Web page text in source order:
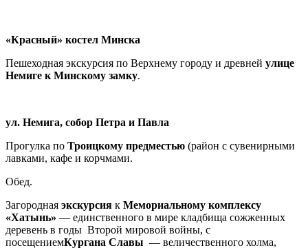
«Красный» костел Минска
Пешеходная экскурсия по Верхнему городу и древней улице
Немиге к Минскому замку.
ул. Немига, собор Петра и Павла
Прогулка по Троицкому предместью (район с сувенирными
лавками, кафе и корчмами.
Обед.
Загородная экскурсия к Мемориальному комплексу
«Хатынь» — единственного в мире кладбища сожженных
деревень в годы Второй мировой войны, с
посещениемКургана Славы — величественного холма,